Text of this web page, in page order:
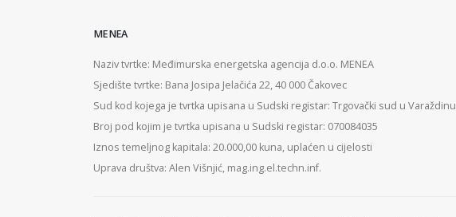
MENEA
Naziv tvrtke: Međimurska energetska agencija d.o.o. MENEA
Sjedište tvrtke: Bana Josipa Jelačića 22, 40 000 Čakovec
Sud kod kojega je tvrtka upisana u Sudski registar: Trgovački sud u Varaždinu
Broj pod kojim je tvrtka upisana u Sudski registar: 070084035
Iznos temeljnog kapitala: 20.000,00 kuna, uplaćen u cijelosti
Uprava društva: Alen Višnjić, mag.ing.el.techn.inf.